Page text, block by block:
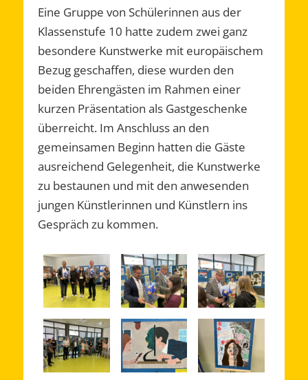
Eine Gruppe von Schülerinnen aus der
Klassenstufe 10 hatte zudem zwei ganz
besondere Kunstwerke mit europäischem
Bezug geschaffen, diese wurden den
beiden Ehrengästen im Rahmen einer
kurzen Präsentation als Gastgeschenke
überreicht. Im Anschluss an den
gemeinsamen Beginn hatten die Gäste
ausreichend Gelegenheit, die Kunstwerke
zu bestaunen und mit den anwesenden
jungen Künstlerinnen und Künstlern ins
Gespräch zu kommen.